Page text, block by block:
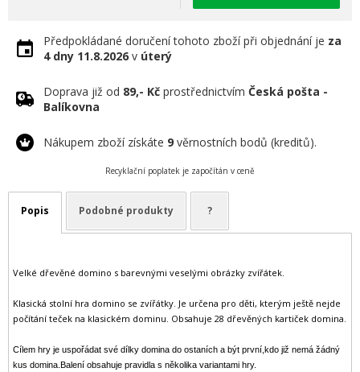
Předpokládané doručení tohoto zboží při objednání je za
4 dny 11.8.2026 v úterý
Doprava již od 89,- Kč prostřednictvím Česká pošta -
Balíkovna
Nákupem zboží získáte 9 věrnostních bodů (kreditů).
Recyklační poplatek je započítán v ceně
Popis Podobné produkty ?
Velké dřevěné domino s barevnými veselými obrázky zvířátek.
Klasická stolní hra domino se zvířátky. Je určena pro děti, kterým ještě nejde
počítání teček na klasickém dominu. Obsahuje 28 dřevěných kartiček domina.
Cílem hry je uspořádat své dílky domina do ostaních a být první,kdo již nemá žádný
kus domina.Balení obsahuje pravidla s několika variantami hry.